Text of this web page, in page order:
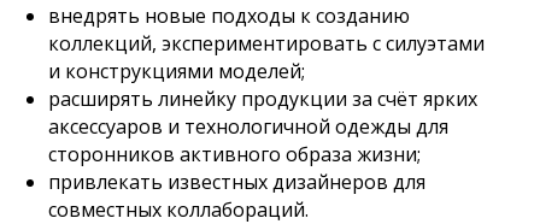
внедрять новые подходы к созданию
коллекций, экспериментировать с силуэтами
и конструкциями моделей;
расширять линейку продукции за счёт ярких
аксессуаров и технологичной одежды для
сторонников активного образа жизни;
привлекать известных дизайнеров для
совместных коллабораций.